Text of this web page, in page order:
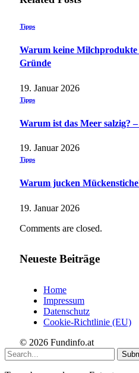
Tipps
Warum keine Milchprodukte
Gründe
19. Januar 2026
Tipps
Warum ist das Meer salzig?
19. Januar 2026
Tipps
Warum jucken
19. Januar 2026
Comments are closed.
Neueste Beiträge
Home
Impressum
Datenschutz
Cookie-Richtlinie (EU)
© 2026 Fundinfo.at